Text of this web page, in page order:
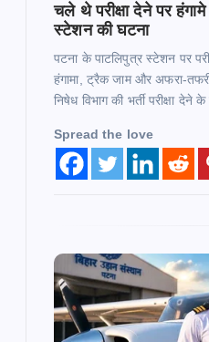
चले थे परीक्षा देने पर
स्टेशन की घटना
पटना के पाटलिपुत्र स्टेशन पर
हंगामा, ट्रैक जाम और अफरा-
निषेध विभाग की भर्ती परीक्षा देने
Spread the love